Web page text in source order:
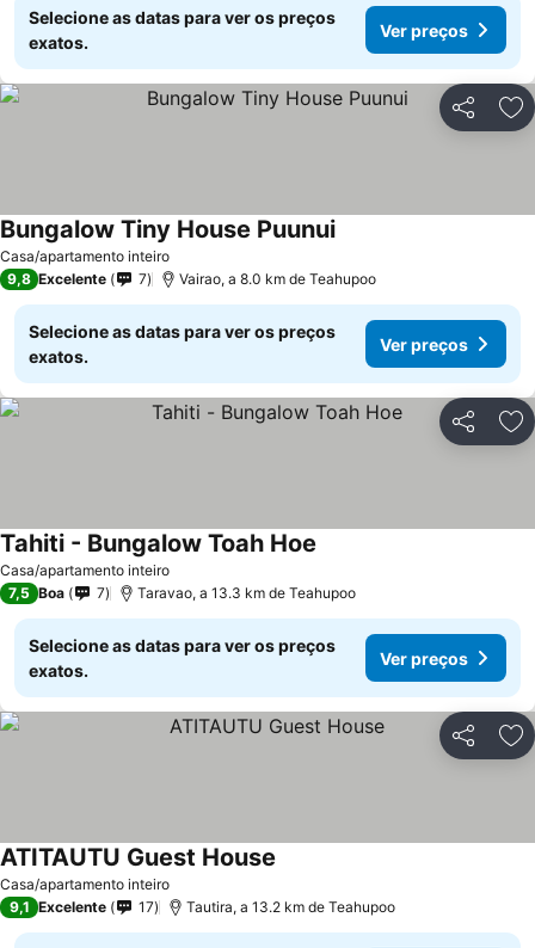
Selecione as datas para ver os preços
exatos.
Ver preços
Partilhar
Casa/apartamento inteiro
Bungalow Tiny House Puunui
9,8 Excelente 7 Vairao, a 8.0 km de Teahupoo
Selecione as datas para ver os preços
exatos.
Ver preços
Partilhar
Casa/apartamento inteiro
Tahiti - Bungalow Toah Hoe
7,5 Boa 7 Taravao, a 13.3 km de Teahupoo
Selecione as datas para ver os preços
exatos.
Ver preços
Partilhar
Casa/apartamento inteiro
ATITAUTU Guest House
9,1 Excelente 17 Tautira, a 13.2 km de Teahupoo